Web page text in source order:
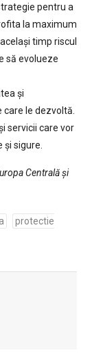
pentru a
la maximum
timp riscul
să evolueze
și
le dezvoltă.
servicii care vor
sigure.
Centrală și
protectie